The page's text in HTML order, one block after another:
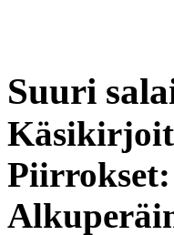
Suuri
Piirrokset: